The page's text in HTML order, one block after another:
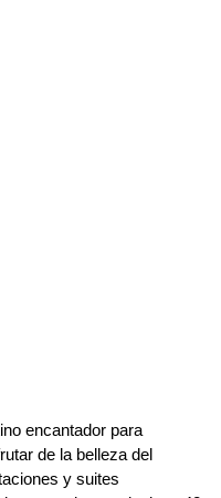
encantador para
de la belleza del
y suites